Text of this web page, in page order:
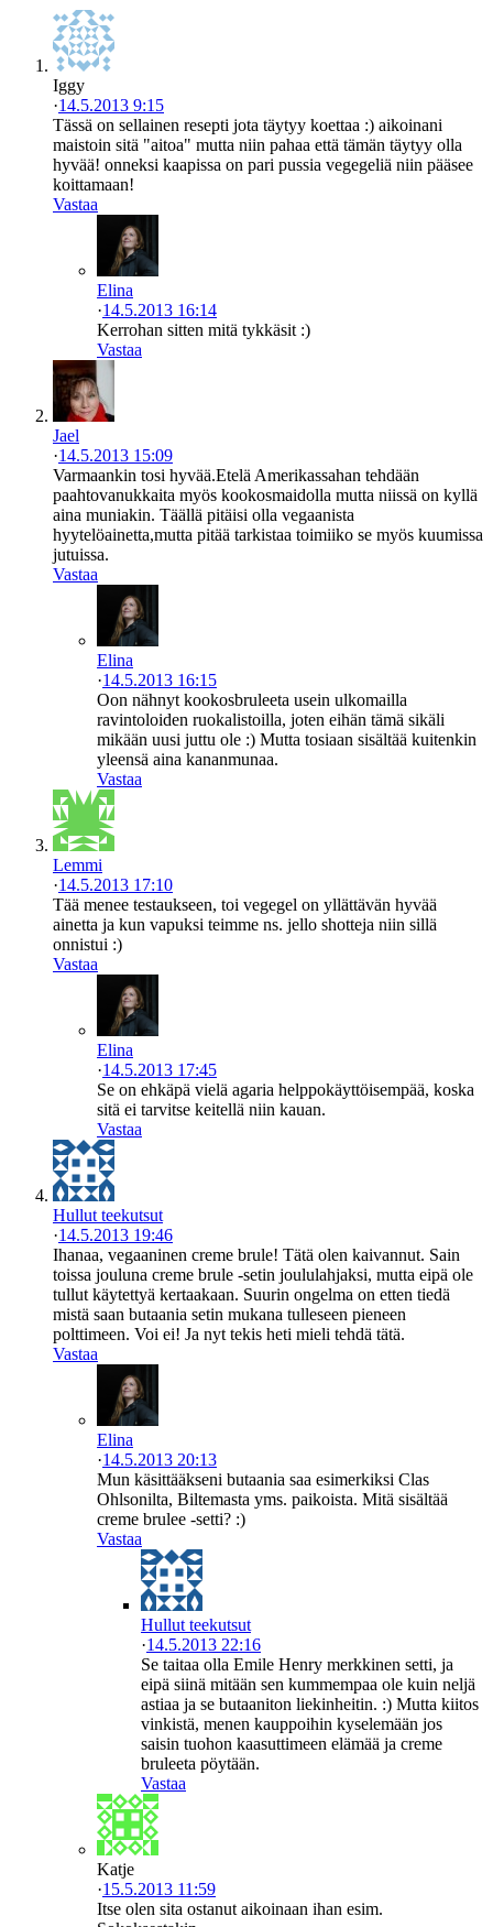
Iggy
·14.5.2013 9:15
Tässä on sellainen resepti jota täytyy koettaa :) aikoinani
maistoin sitä "aitoa" mutta niin pahaa että tämän täytyy olla
hyvää! onneksi kaapissa on pari pussia vegegeliä niin pääsee
koittamaan!
Vastaa
Elina
·14.5.2013 16:14
Kerrohan sitten mitä tykkäsit :)
Vastaa
Jael
·14.5.2013 15:09
Varmaankin tosi hyvää.Etelä Amerikassahan tehdään
paahtovanukkaita myös kookosmaidolla mutta niissä on kyllä
aina muniakin. Täällä pitäisi olla vegaanista
hyytelöainetta,mutta pitää tarkistaa toimiiko se myös kuumissa
jutuissa.
Vastaa
Elina
·14.5.2013 16:15
Oon nähnyt kookosbruleeta usein ulkomailla
ravintoloiden ruokalistoilla, joten eihän tämä sikäli
mikään uusi juttu ole :) Mutta tosiaan sisältää kuitenkin
yleensä aina kananmunaa.
Vastaa
Lemmi
·14.5.2013 17:10
Tää menee testaukseen, toi vegegel on yllättävän hyvää
ainetta ja kun vapuksi teimme ns. jello shotteja niin sillä
onnistui :)
Vastaa
Elina
·14.5.2013 17:45
Se on ehkäpä vielä agaria helppokäyttöisempää, koska
sitä ei tarvitse keitellä niin kauan.
Vastaa
Hullut teekutsut
·14.5.2013 19:46
Ihanaa, vegaaninen creme brule! Tätä olen kaivannut. Sain
toissa jouluna creme brule -setin joululahjaksi, mutta eipä ole
tullut käytettyä kertaakaan. Suurin ongelma on etten tiedä
mistä saan butaania setin mukana tulleseen pieneen
polttimeen. Voi ei! Ja nyt tekis heti mieli tehdä tätä.
Vastaa
Elina
·14.5.2013 20:13
Mun käsittääkseni butaania saa esimerkiksi Clas
Ohlsonilta, Biltemasta yms. paikoista. Mitä sisältää
creme brulee -setti? :)
Vastaa
Hullut teekutsut
·14.5.2013 22:16
Se taitaa olla Emile Henry merkkinen setti, ja
eipä siinä mitään sen kummempaa ole kuin neljä
astiaa ja se butaaniton liekinheitin. :) Mutta kiitos
vinkistä, menen kauppoihin kyselemään jos
saisin tuohon kaasuttimeen elämää ja creme
bruleeta pöytään.
Vastaa
Katje
·15.5.2013 11:59
Itse olen sita ostanut aikoinaan ihan esim.